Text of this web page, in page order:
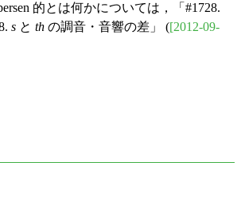
的とは何かについては，「#1728.
s と th の調音・音響の差」 ([2012-09-